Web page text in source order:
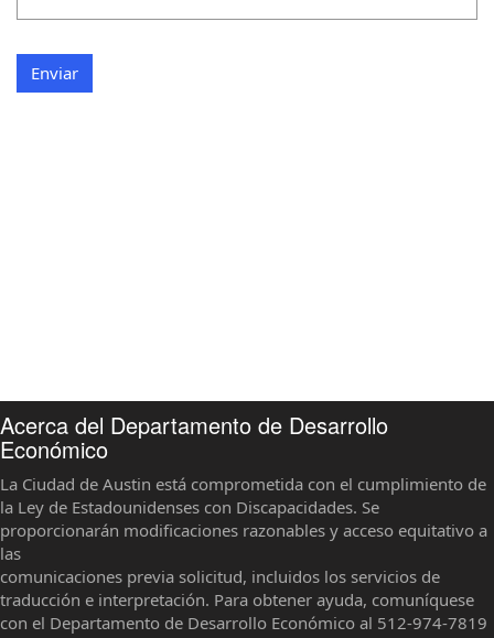
Enviar
Acerca del Departamento de Desarrollo
Económico
La Ciudad de Austin está comprometida con el cumplimiento de
la Ley de Estadounidenses con Discapacidades. Se
proporcionarán modificaciones razonables y acceso equitativo a
las
comunicaciones previa solicitud, incluidos los servicios de
traducción e interpretación. Para obtener ayuda, comuníquese
con el Departamento de Desarrollo Económico al 512-974-7819